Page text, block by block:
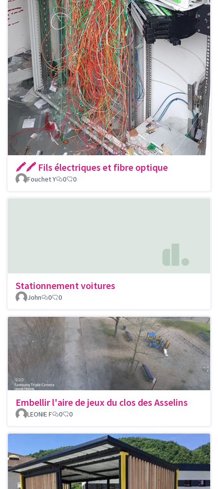
🖍🖍 Fils électriques et fibre optique
Fouchet Y 0 0
Stationnement voitures
John 0 0
Embellir l'aire de jeux du clos des Asselins
LEONIE F 0 0